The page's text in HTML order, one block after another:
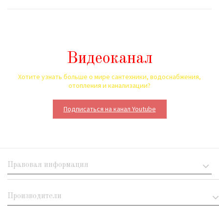
Видеоканал
Хотите узнать больше о мире сантехники, водоснабжения,
отопления и канализации?
Подписаться на канал Youtube
Правовая информация
Производители